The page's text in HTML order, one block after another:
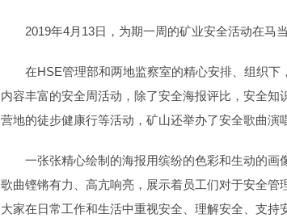
2019年4月13日，为期一周的矿业安全活动在马
在HSE管理部和两地监察室的精心安排、组织下
内容丰富的安全周活动，除了安全海报评比，安全
营地的徒步健康行等活动，矿山还举办了安全歌曲演
一张张精心绘制的海报用缤纷的色彩和生动的
歌曲铿锵有力、高亢响亮，展示着员工们对于安全
大家在日常工作和生活中重视安全、理解安全、支